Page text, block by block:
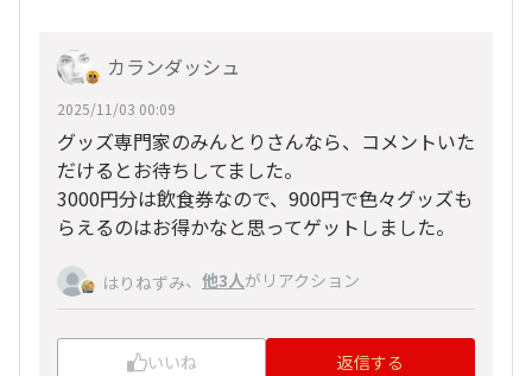
カランダッシュ
2025/11/03 00:09
グッズ専門家のみんとりさんなら、コメントいた
だけるとお待ちしてました。
3000円分は飲食券なので、900円で色々グッズも
らえるのはお得かなと思ってゲットしました。
はりねずみ、 他3人がリアクション
いいね 返信する